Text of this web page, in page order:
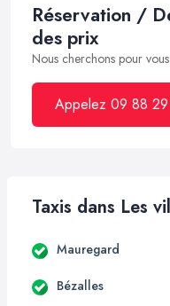
Réservation /
des prix
Nous cherchons pour
Appelez 09 88
Taxis dans Les
Mauregard
Bézalles